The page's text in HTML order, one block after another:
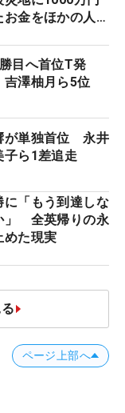
金をほかの人
目へ首位T発
澤柚月ら5位
が単独首位 永井
子ら1差追走
に「もう到達しな
」 全英帰りの永
めた現実
ページ上部へ